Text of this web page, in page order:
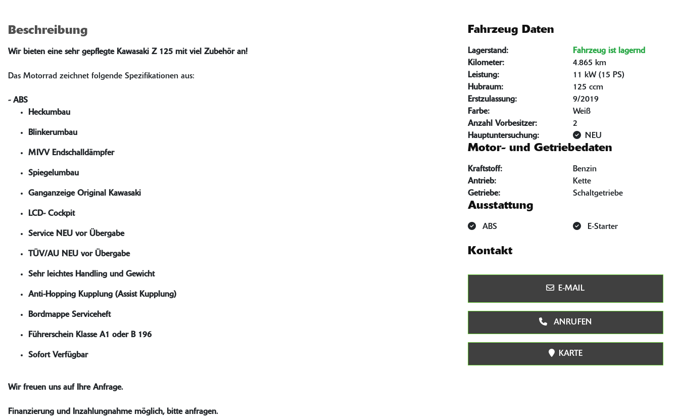
Beschreibung
Wir bieten eine sehr gepflegte Kawasaki Z 125 mit viel Zubehör an!
Das Motorrad zeichnet folgende Spezifikationen aus:
- ABS
Heckumbau
Blinkerumbau
MIVV Endschalldämpfer
Spiegelumbau
Ganganzeige Original Kawasaki
LCD- Cockpit
Service NEU vor Übergabe
TÜV/AU NEU vor Übergabe
Sehr leichtes Handling und Gewicht
Anti-Hopping Kupplung (Assist Kupplung)
Bordmappe Serviceheft
Führerschein Klasse A1 oder B 196
Sofort Verfügbar
Wir freuen uns auf Ihre Anfrage.
Finanzierung und Inzahlungnahme möglich, bitte anfragen.
Fahrzeug Daten
Lagerstand:
Fahrzeug ist lagernd
Kilometer:
4.865 km
Leistung:
11 kW (15 PS)
Hubraum:
125 ccm
Erstzulassung:
9/2019
Farbe:
Weiß
Anzahl Vorbesitzer:
2
Hauptuntersuchung:
NEU
Motor- und Getriebedaten
Kraftstoff:
Benzin
Antrieb:
Kette
Getriebe:
Schaltgetriebe
Ausstattung
ABS E-Starter
Kontakt
E-MAIL
ANRUFEN
KARTE